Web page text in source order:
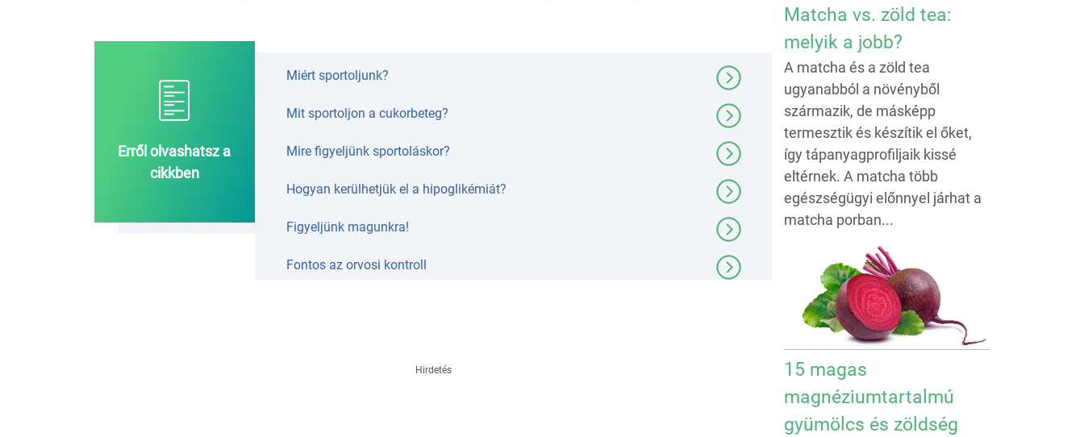
Erről olvashatsz a
cikkben
Miért sportoljunk?
Mit sportoljon a cukorbeteg?
Mire figyeljünk sportoláskor?
Hogyan kerülhetjük el a hipoglikémiát?
Figyeljünk magunkra!
Fontos az orvosi kontroll
Hirdetés
Matcha vs. zöld tea:
melyik a jobb?
A matcha és a zöld tea
ugyanabból a növényből
származik, de másképp
termesztik és készítik el őket,
így tápanyagprofiljaik kissé
eltérnek. A matcha több
egészségügyi előnnyel járhat a
matcha porban...
15 magas
magnéziumtartalmú
gyümölcs és zöldség